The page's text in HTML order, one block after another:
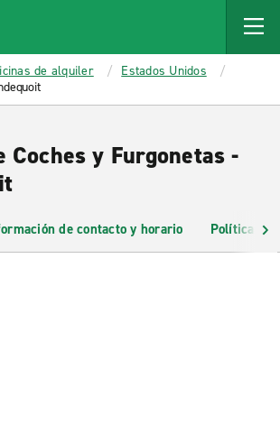
de alquiler
Estados Unidos
Coches y Furgonetas -
de contacto y horario Políticas